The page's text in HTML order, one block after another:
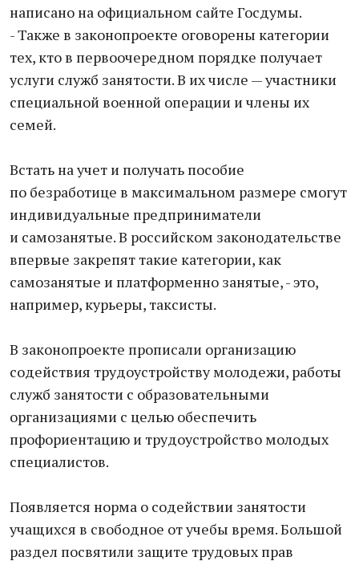
написано на официальном сайте Госдумы.
- Также в законопроекте оговорены категории
тех, кто в первоочередном порядке получает
услуги служб занятости. В их числе — участники
специальной военной операции и члены их
семей.
Встать на учет и получать пособие
по безработице в максимальном размере смогут
индивидуальные предприниматели
и самозанятые. В российском законодательстве
впервые закрепят такие категории, как
самозанятые и платформенно занятые, - это,
например, курьеры, таксисты.
В законопроекте прописали организацию
содействия трудоустройству молодежи, работы
служб занятости с образовательными
организациями с целью обеспечить
профориентацию и трудоустройство молодых
специалистов.
Появляется норма о содействии занятости
учащихся в свободное от учебы время. Большой
раздел посвятили защите трудовых прав